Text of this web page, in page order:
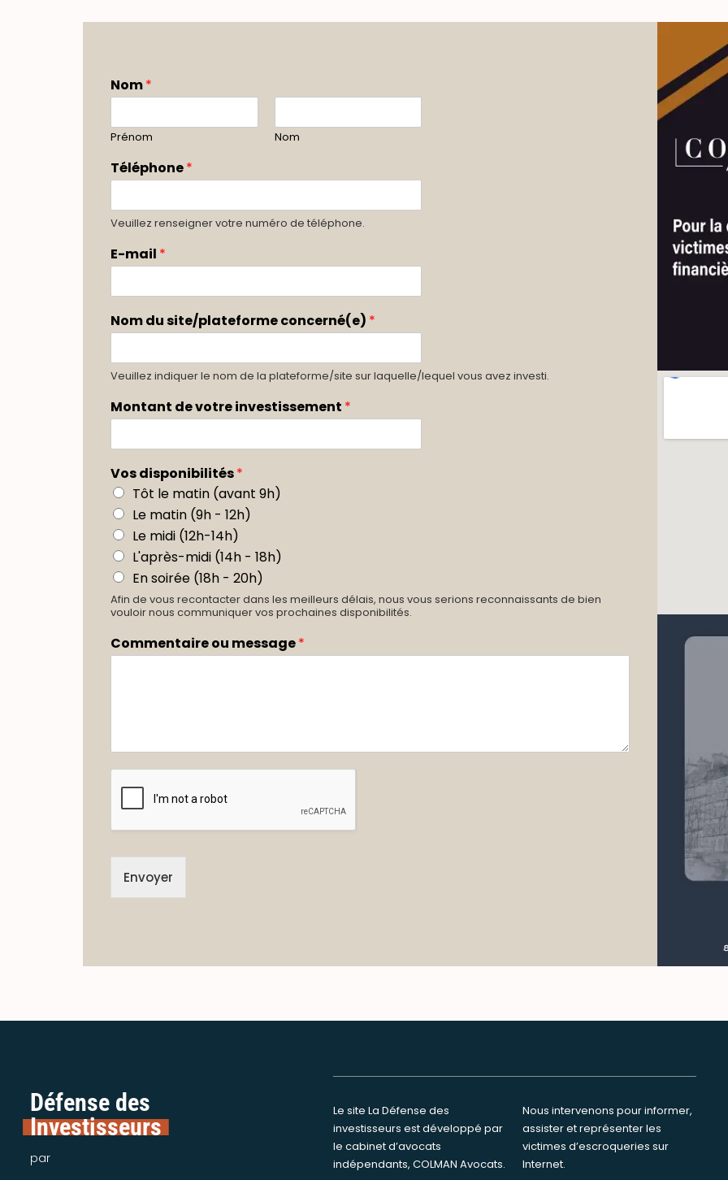
Nom*
Prénom Nom
Téléphone*
Veuillez renseigner votre numéro de téléphone.
E-mail *
Nom du site/plateforme concerné(e) *
Veuillez indiquer le nom de la plateforme/site sur laquelle/lequel vous avez investi.
Montant de votre investissement *
Vos disponibilités*
Tôt le matin (avant 9h)
Le matin (9h - 12h)
Le midi (12h-14h)
L'après-midi (14h - 18h)
En soirée (18h - 20h)
Afin de vous recontacter dans les meilleurs délais, nous vous serions reconnaissants de bien
vouloir nous communiquer vos prochaines disponibilités.
Commentaire ou message*
Envoyer
Défense des
Investisseurs
par
Le site La Défense des
investisseurs est développé par
le cabinet d’avocats
indépendants, COLMAN Avocats.
Nous intervenons pour informer,
assister et représenter les
victimes d’escroqueries sur
Internet.